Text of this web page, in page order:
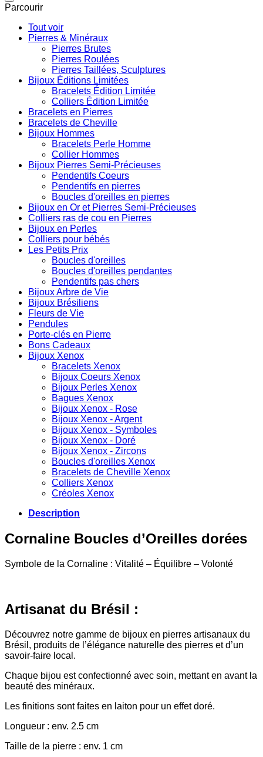
Parcourir
Tout voir
Pierres & Minéraux
Pierres Brutes
Pierres Roulées
Pierres Taillées, Sculptures
Bijoux Éditions Limitées
Bracelets Édition Limitée
Colliers Édition Limitée
Bracelets en Pierres
Bracelets de Cheville
Bijoux Hommes
Bracelets Perle Homme
Collier Hommes
Bijoux Pierres Semi-Précieuses
Pendentifs Coeurs
Pendentifs en pierres
Boucles d'oreilles en pierres
Bijoux en Or et Pierres Semi-Précieuses
Colliers ras de cou en Pierres
Bijoux en Perles
Colliers pour bébés
Les Petits Prix
Boucles d'oreilles
Boucles d'oreilles pendantes
Pendentifs pas chers
Bijoux Arbre de Vie
Bijoux Brésiliens
Fleurs de Vie
Pendules
Porte-clés en Pierre
Bons Cadeaux
Bijoux Xenox
Bracelets Xenox
Bijoux Coeurs Xenox
Bijoux Perles Xenox
Bagues Xenox
Bijoux Xenox - Rose
Bijoux Xenox - Argent
Bijoux Xenox - Symboles
Bijoux Xenox - Doré
Bijoux Xenox - Zircons
Boucles d'oreilles Xenox
Bracelets de Cheville Xenox
Colliers Xenox
Créoles Xenox
Description
Cornaline Boucles d’Oreilles dorées
Symbole de la Cornaline : Vitalité – Équilibre – Volonté
Artisanat du Brésil :
Découvrez notre gamme de bijoux en pierres artisanaux du
Brésil, produits de l’élégance naturelle des pierres et d’un
savoir-faire local.
Chaque bijou est confectionné avec soin, mettant en avant la
beauté des minéraux.
Les finitions sont faites en laiton pour un effet doré.
Longueur : env. 2.5 cm
Taille de la pierre : env. 1 cm